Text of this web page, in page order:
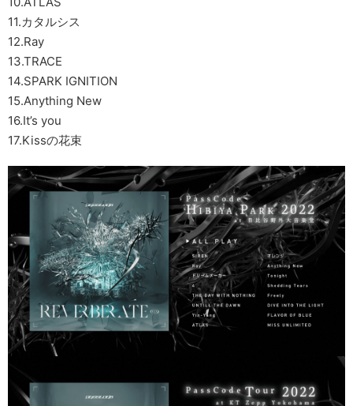
11.カタルシス
12.Ray
13.TRACE
14.SPARK IGNITION
15.Anything New
16.It’s you
17.Kissの花束